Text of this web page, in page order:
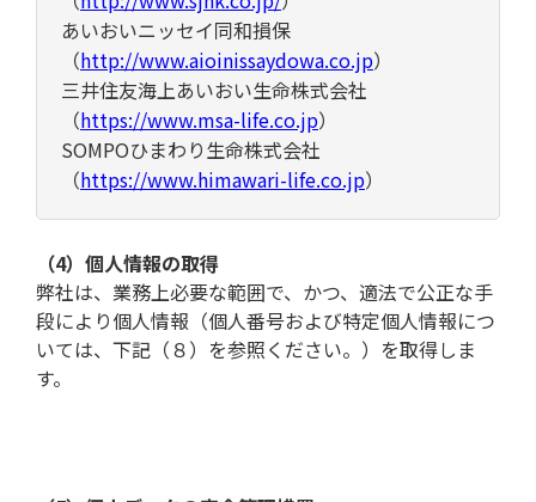
あいおいニッセイ同和損保
（http://www.aioinissaydowa.co.jp）
三井住友海上あいおい生命株式会社
（https://www.msa-life.co.jp）
SOMPOひまわり生命株式会社
（https://www.himawari-life.co.jp）
（4）個人情報の取得
弊社は、業務上必要な範囲で、かつ、適法で公正な手
段により個人情報（個人番号および特定個人情報につ
いては、下記（８）を参照ください。）を取得しま
す。